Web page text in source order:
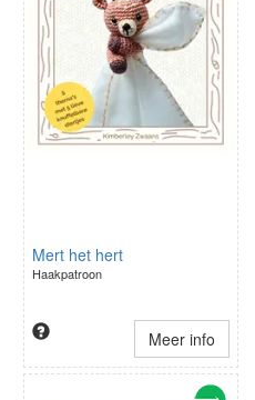
Mert het hert
Haakpatroon
Meer info